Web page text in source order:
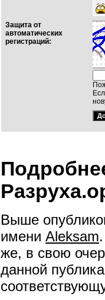
Защита от
автоматических
регистраций:
Выше
имени Aleksam
же, в свою
данной